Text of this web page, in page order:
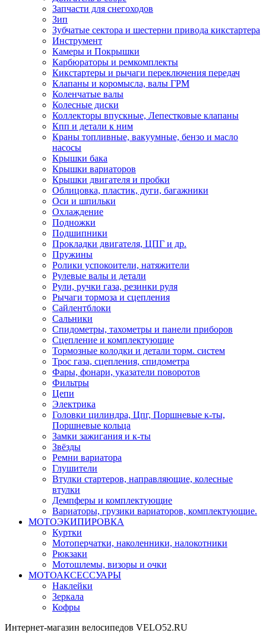
Запчасти для снегоходов
Зип
Зубчатые сектора и шестерни привода кикстартера
Инструмент
Камеры и Покрышки
Карбюраторы и ремкомплекты
Кикстартеры и рычаги переключения передач
Клапаны и коромысла, валы ГРМ
Коленчатые валы
Колесные диски
Коллекторы впускные, Лепестковые клапаны
Кпп и детали к ним
Краны топливные, вакуумные, бензо и масло
насосы
Крышки бака
Крышки вариаторов
Крышки двигателя и пробки
Облицовка, пластик, дуги, багажники
Оси и шпильки
Охлаждение
Подножки
Подшипники
Прокладки двигателя, ЦПГ и др.
Пружины
Ролики успокоители, натяжители
Рулевые валы и детали
Рули, ручки газа, резинки руля
Рычаги тормоза и сцепления
Сайлентблоки
Сальники
Спидометры, тахометры и панели приборов
Сцепление и комплектующие
Тормозные колодки и детали торм. систем
Трос газа, сцепления, спидометра
Фары, фонари, указатели поворотов
Фильтры
Цепи
Электрика
Головки цилиндра, Цпг, Поршневые к-ты,
Поршневые кольца
Замки зажигания и к-ты
Звёзды
Ремни вариатора
Глушители
Втулки стартеров, направляющие, колесные
втулки
Демпферы и комплектующие
Вариаторы, грузики вариаторов, комплектующие.
МОТОЭКИПИРОВКА
Куртки
Мотоперчатки, наколенники, налокотники
Рюкзаки
Мотошлемы, визоры и очки
МОТОАКСЕССУАРЫ
Наклейки
Зеркала
Кофры
Интернет-магазин велосипедов VELO52.RU